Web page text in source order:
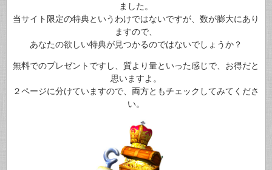
ました。
当サイト限定の特典というわけではないですが、数が膨大にあり
ますので、
あなたの欲しい特典が見つかるのではないでしょうか？
無料でのプレゼントですし、質より量といった感じで、お得だと
思いますよ。
２ページに分けていますので、両方ともチェックしてみてくださ
い。